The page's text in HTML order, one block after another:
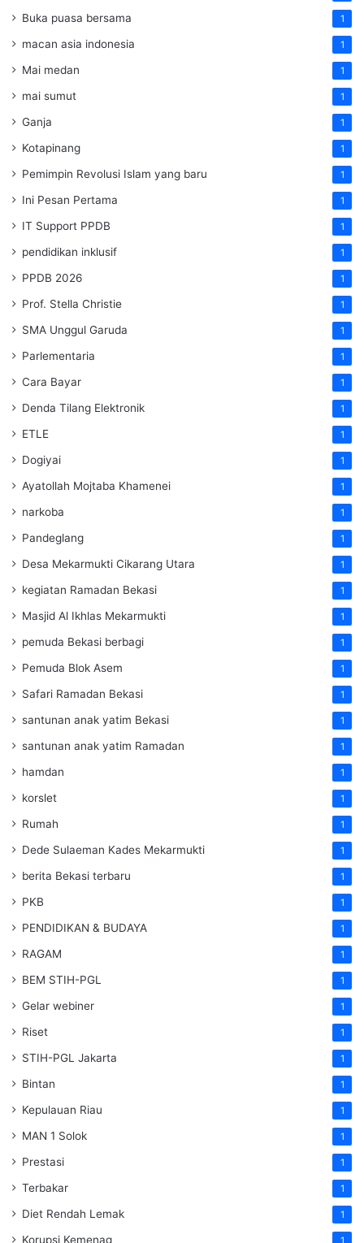
Buka puasa bersama 1
macan asia indonesia 1
Mai medan 1
mai sumut 1
Ganja 1
Kotapinang 1
Pemimpin Revolusi Islam yang baru 1
Ini Pesan Pertama 1
IT Support PPDB 1
pendidikan inklusif 1
PPDB 2026 1
Prof. Stella Christie 1
SMA Unggul Garuda 1
Parlementaria 1
Cara Bayar 1
Denda Tilang Elektronik 1
ETLE 1
Dogiyai 1
Ayatollah Mojtaba Khamenei 1
narkoba 1
Pandeglang 1
Desa Mekarmukti Cikarang Utara 1
kegiatan Ramadan Bekasi 1
Masjid Al Ikhlas Mekarmukti 1
pemuda Bekasi berbagi 1
Pemuda Blok Asem 1
Safari Ramadan Bekasi 1
santunan anak yatim Bekasi 1
santunan anak yatim Ramadan 1
hamdan 1
korslet 1
Rumah 1
Dede Sulaeman Kades Mekarmukti 1
berita Bekasi terbaru 1
PKB 1
PENDIDIKAN & BUDAYA 1
RAGAM 1
BEM STIH-PGL 1
Gelar webiner 1
Riset 1
STIH-PGL Jakarta 1
Bintan 1
Kepulauan Riau 1
MAN 1 Solok 1
Prestasi 1
Terbakar 1
Diet Rendah Lemak 1
Korupsi Kemenag